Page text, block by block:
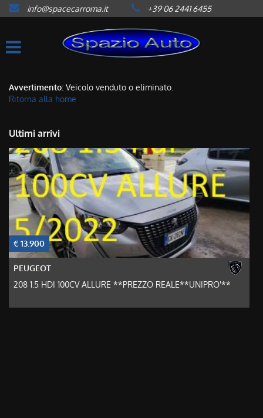
HOME
LISTA VEICOLI
ACQUISTIAMO USATO
CONTATTI
NEWS
AREA COMMERCIANTI
info@spacecarroma.it +39 06 2441 6455
Avvertimento: Veicolo venduto o eliminato.
Ritorna alla home
Ultimi arrivi
€ 13.900
PEUGEOT
208 1.5 HDI 100CV ALLURE **PREZZO REALE**UNIPRO'**